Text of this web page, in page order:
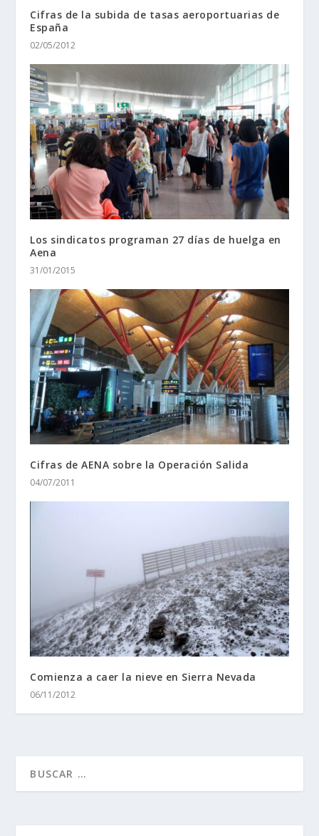
Cifras de la subida de tasas aeroportuarias de
España
02/05/2012
Los sindicatos programan 27 días de huelga en
Aena
31/01/2015
Cifras de AENA sobre la Operación Salida
04/07/2011
Comienza a caer la nieve en Sierra Nevada
06/11/2012